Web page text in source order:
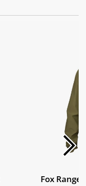
Fox